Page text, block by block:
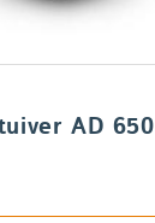
AD 650